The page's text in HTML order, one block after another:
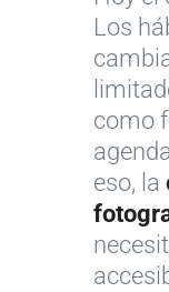
Los
como
eso, la